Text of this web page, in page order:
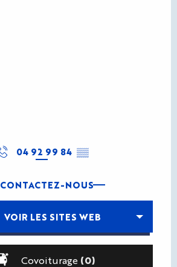
04 92 99 84 ▒▒
CONTACTEZ-NOUS
VOIR LES SITES WEB
Covoiturage (0)